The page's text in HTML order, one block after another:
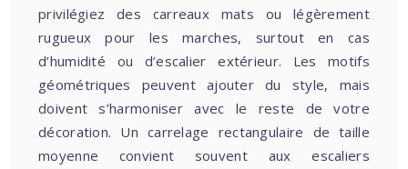
privilégiez des carreaux mats ou légèrement
rugueux pour les marches, surtout en cas
d’humidité ou d’escalier extérieur. Les motifs
géométriques peuvent ajouter du style, mais
doivent s’harmoniser avec le reste de votre
décoration. Un carrelage rectangulaire de taille
moyenne convient souvent aux escaliers